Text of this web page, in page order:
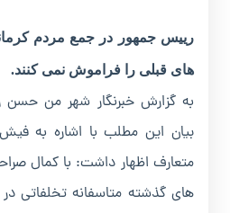
رییس جمهور در جمع مردم
های قبلی را فراموش نمی کنند.
به گزارش خبرنگار شهر من حسن
بیان این مطلب با اشاره به
متعارف اظهار داشت: با کمال
های گذشته متاسفانه تخلفاتی